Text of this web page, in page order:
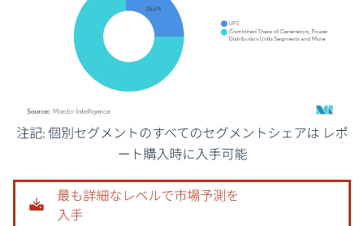
画像 © Mordor Intelligence。再利用にはCC BY 4.0の表示が必要です。